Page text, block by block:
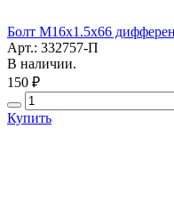
Болт М16х1.5х66
Арт.: 332757-П
В наличии.
150 ₽
Купить